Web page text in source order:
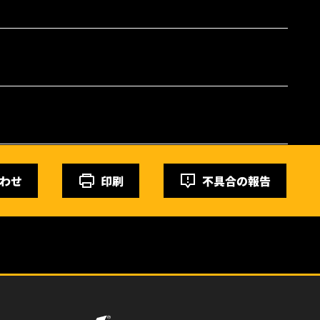
せ 印刷 不具合の報告